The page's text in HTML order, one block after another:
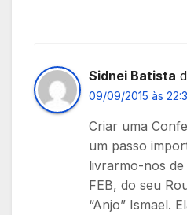
Sidnei Batista
09/09/2015 às
Criar uma
um passo
livrarmo-nos
FEB, do seu
“Anjo” Ismael.